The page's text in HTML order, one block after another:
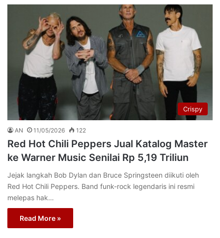
Crispy
AN 11/05/2026 122
Red Hot Chili Peppers Jual Katalog Master
ke Warner Music Senilai Rp 5,19 Triliun
Jejak langkah Bob Dylan dan Bruce Springsteen diikuti oleh
Red Hot Chili Peppers. Band funk-rock legendaris ini resmi
melepas hak…
Read More »